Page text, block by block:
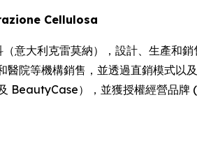
Cellulosa
意大利克雷莫納），設計、生產和
醫院等機構銷售，並透過直銷模式
BeautyCase），並獲授權經營品